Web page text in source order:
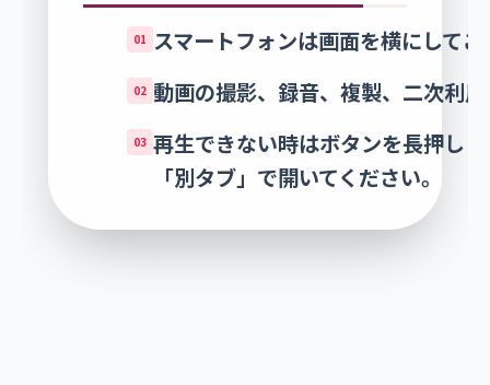
01 スマートフォンは画面を横にして
02 動画の撮影、録音、複製、二次利
03 再生できない時はボタンを長押し
「別タブ」で開いてください。